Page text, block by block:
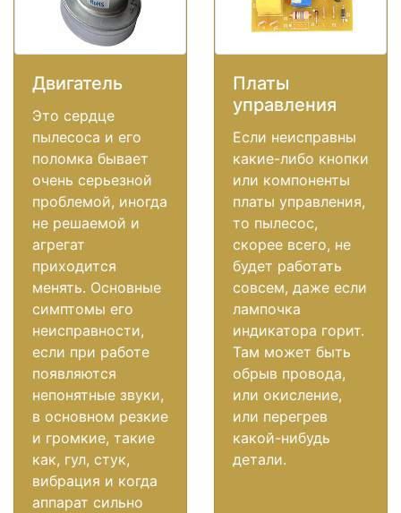
Двигатель
Это сердце
пылесоса и его
поломка бывает
очень серьезной
проблемой, иногда
не решаемой и
агрегат
приходится
менять. Основные
симптомы его
неисправности,
если при работе
появляются
непонятные звуки,
в основном резкие
и громкие, такие
как, гул, стук,
вибрация и когда
аппарат сильно
Платы
управления
Если неисправны
какие-либо кнопки
или компоненты
платы управления,
то пылесос,
скорее всего, не
будет работать
совсем, даже если
лампочка
индикатора горит.
Там может быть
обрыв провода,
или окисление,
или перегрев
какой-нибудь
детали.